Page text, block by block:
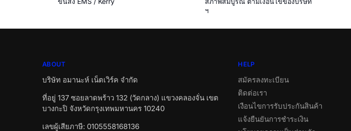
ฯ
ABOUT
บริษัท อมานะห์ เน็ตเวิร์ค จำกัด
ที่อยู่ 137 ซอยลาดพร้าว 132 (วัดกลาง) แขวงคลองจั่น เขต
บางกะปิ จังหวัดกรุงเทพมหานคร 10240
เลขผู้เสียภาษี: 0105558168136
HELP
สมัครลงทะเบียน
ติดต่อเรา
เงือนไขการรับประกันสินค้า
แจ้งยืนยันการชำระเงิน